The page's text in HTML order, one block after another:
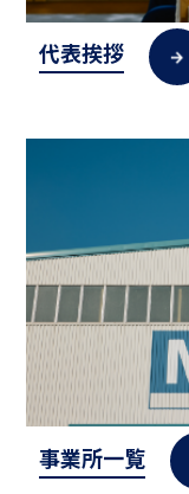
代表挨拶
事業所一覧